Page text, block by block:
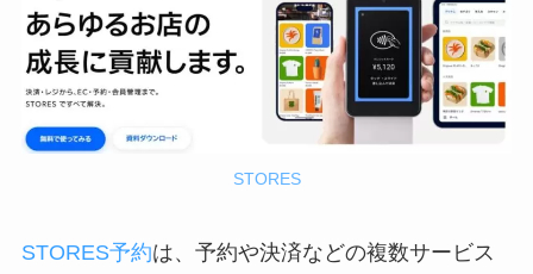
STORES
STORES予約は、予約や決済などの複数サービス